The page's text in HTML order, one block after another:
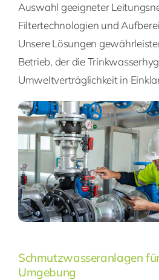
Auswahl geeigneter
Filtertechnologien und
Unsere Lösungen
Betrieb, der die
Umweltverträglichkeit in
Schmutzwasseranlagen
Umgebung